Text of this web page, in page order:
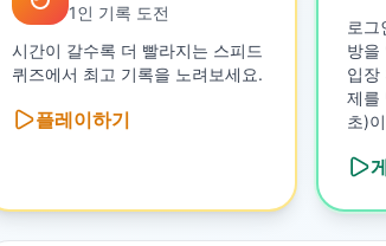
1인 기록 도전
시간이 갈수록 더 빨라지는 스피드
퀴즈에서 최고 기록을 노려보세요.
플레이하기
로그
방을
입장
제를
초)